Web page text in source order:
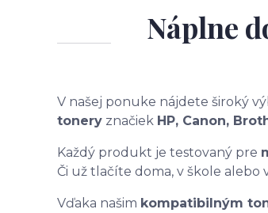
Náplne
V našej ponuke nájdete široký
tonery značiek HP, Canon,
Každý produkt je testovaný pre
Či už tlačíte doma, v škole alebo
Vďaka našim kompatibilným